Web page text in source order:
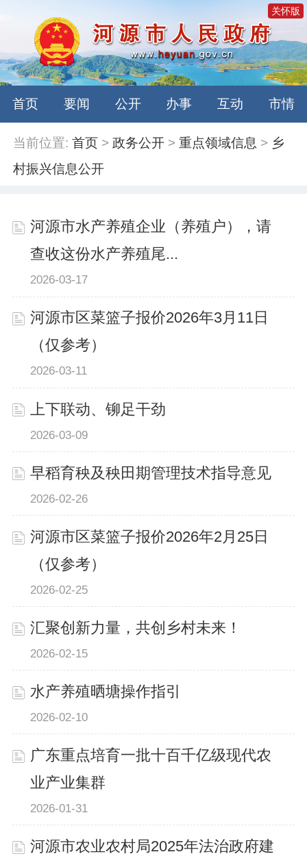
关怀版
首页 要闻 公开 办事 互动 市情
当前位置: 首页 >政务公开 >重点领域信息 > 乡
村振兴信息公开
河源市水产养殖企业（养殖户），请
查收这份水产养殖尾...
2026-03-17
河源市区菜篮子报价2026年3月11日
（仅参考）
2026-03-11
上下联动、铆足干劲
2026-03-09
早稻育秧及秧田期管理技术指导意见
2026-02-26
河源市区菜篮子报价2026年2月25日
（仅参考）
2026-02-25
汇聚创新力量，共创乡村未来！
2026-02-15
水产养殖晒塘操作指引
2026-02-10
广东重点培育一批十百千亿级现代农
业产业集群
2026-01-31
河源市农业农村局2025年法治政府建